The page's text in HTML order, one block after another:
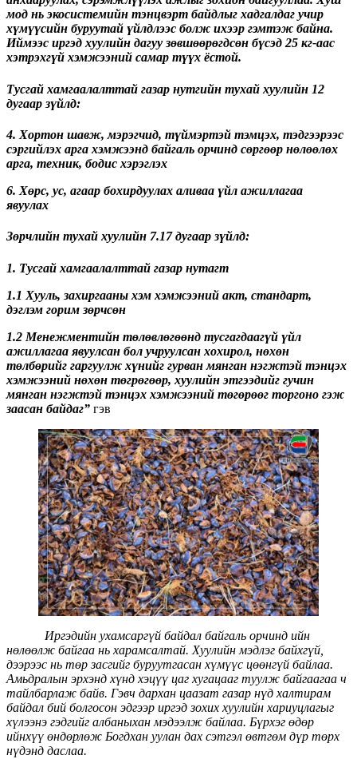
мод нь экосистемийн тэнцвэрт байдлыг хадгалдаг учир
хүмүүсийн буруутай үйлдлээс болж ихээр гэмтэж байна.
Иймээс иргэд хуулийн дагуу зөвшөөрөгдсөн бүсэд 25 кг-аас
хэтрэхгүй хэмжээний самар түүх ёстой.
Тусгай хамгаалалттай газар нутгийн тухай хуулийн 12
дугаар зүйлд:
4. Хортон шавж, мэрэгчид, түймэртэй тэмцэх, тэдгээрээс
сэргийлэх арга хэмжээнд байгаль орчинд сөргөөр нөлөөлөх
арга, техник, бодис хэрэглэх
6. Хөрс, ус, агаар бохирдуулах аливаа үйл ажиллагаа
явуулах
Зөрчлийн тухай хуулийн 7.17 дугаар зүйлд:
1. Тусгай хамгаалалттай газар нутагт
1.1 Хууль, захиргааны хэм хэмжээний акт, стандарт,
дэглэм горим зөрчсөн
1.2 Менежментийн төлөвлөгөөнд тусгагдаагүй үйл
ажиллагаа явуулсан бол учруулсан хохирол, нөхөн
төлбөрийг гаргуулж хүнийг гурван мянган нэгжтэй тэнцэх
хэмжээний нөхөн төгрөгөөр, хуулийн этгээдийг гучин
мянган нэгжтэй тэнцэх хэмжээний төгөрөөг торгоно гэж
заасан байдаг” гэв
Иргэдийн ухамсаргүй байдал байгаль орчинд ийн
нөлөөлж байгаа нь харамсалтай. Хуулийн мэдлэг байхгүй,
дээрээс нь төр засгийг буруутгасан хүмүүс цөөнгүй байлаа.
Амьдралын эрхэнд хүнд хэцүү цаг хугацааг туулж байгаагаа ч
тайлбарлаж байв. Гэвч дархан цаазат газар нүд халтирам
байдал бий болгосон эдгээр иргэд зохих хуулийн хариуцлагыг
хүлээнэ гэдгийг албаныхан мэдээлж байлаа. Бүрхэг өдөр
ийнхүү өндөрлөж Богдхан уулан дах сэтгэл өвтгөм дүр төрх
нүдэнд даслаа.